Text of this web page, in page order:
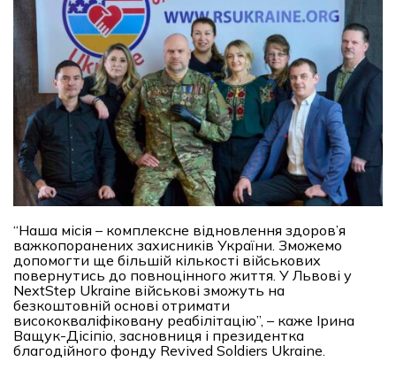
“Наша місія – комплексне відновлення здоров’я
важкопоранених захисників України. Зможемо
допомогти ще більшій кількості військових
повернутись до повноцінного життя. У Львові у
NextStep Ukraine військові зможуть на
безкоштовній основі отримати
висококваліфіковану реабілітацію”, – каже Ірина
Ващук-Дісіпіо, засновниця і президентка
благодійного фонду Revived Soldiers Ukraine.